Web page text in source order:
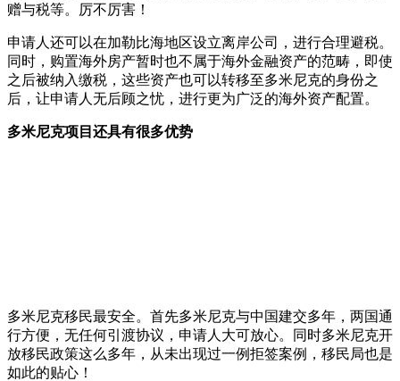
赠与税等。厉不厉害！
申请人还可以在加勒比海地区设立离岸公司，进行合理避税。
同时，购置海外房产暂时也不属于海外金融资产的范畴，即使
之后被纳入缴税，这些资产也可以转移至多米尼克的身份之
后，让申请人无后顾之忧，进行更为广泛的海外资产配置。
多米尼克项目还具有很多优势
多米尼克移民最安全。首先多米尼克与中国建交多年，两国通
行方便，无任何引渡协议，申请人大可放心。同时多米尼克开
放移民政策这么多年，从未出现过一例拒签案例，移民局也是
如此的贴心！